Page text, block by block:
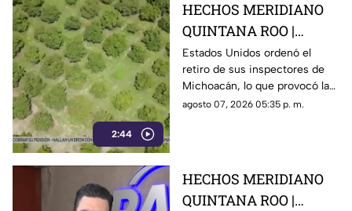
2:44
HECHOS MERIDIANO
QUINTANA ROO |
E.E.U.U retira a sus
inspectores en
Michoacán y provocá
la suspensión de
Estados Unidos ordenó el
retiro de sus inspectores de
Michoacán, lo que provocó la
suspensión de las
agosto 07, 2026 05:35 p. m.
HECHOS MERIDIANO
QUINTANA ROO |